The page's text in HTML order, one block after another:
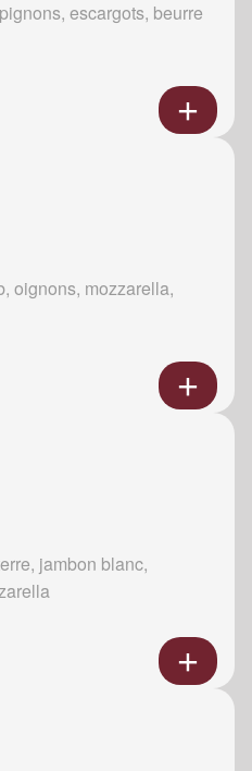
escargots, beurre
oignons, mozzarella,
jambon blanc,